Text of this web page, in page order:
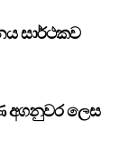
සාර්ථකව
අගනුවර ලෙස